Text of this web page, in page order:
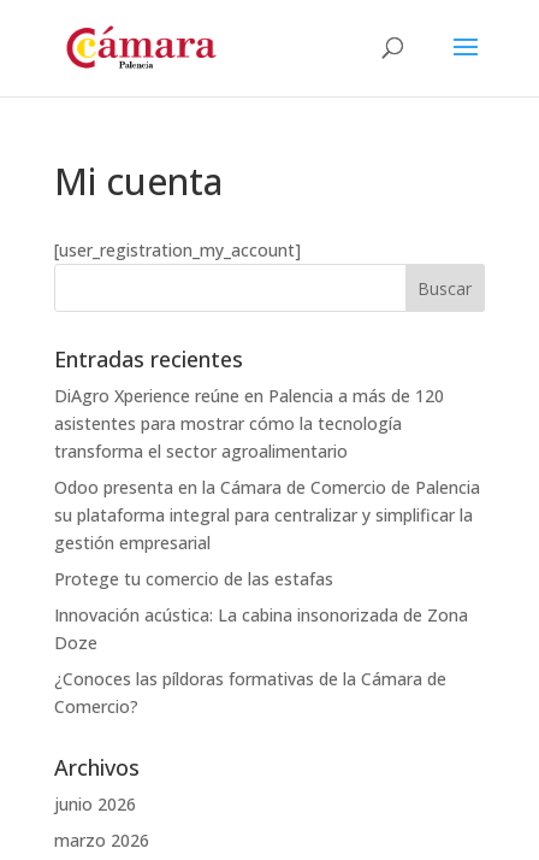
Mi cuenta
[user_registration_my_account]
Entradas recientes
DiAgro Xperience reúne en Palencia a más de 120
asistentes para mostrar cómo la tecnología
transforma el sector agroalimentario
Odoo presenta en la Cámara de Comercio de Palencia
su plataforma integral para centralizar y simplificar la
gestión empresarial
Protege tu comercio de las estafas
Innovación acústica: La cabina insonorizada de Zona
Doze
¿Conoces las píldoras formativas de la Cámara de
Comercio?
Archivos
junio 2026
marzo 2026